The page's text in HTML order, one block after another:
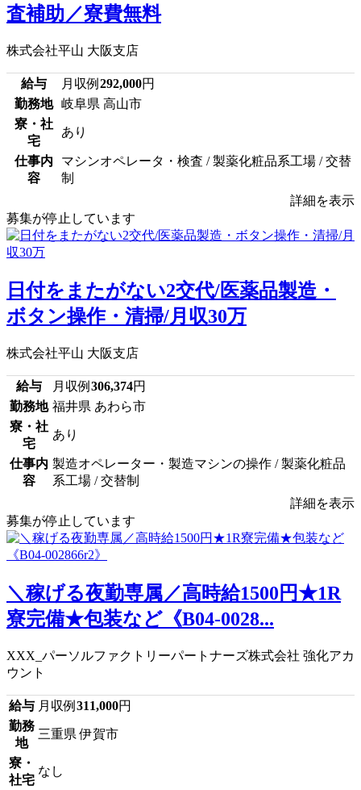
査補助／寮費無料
株式会社平山 大阪支店
給与 月収例 292,000円
勤務地
岐阜県 高山市
寮・社
宅
あり
仕事内
容
マシンオペレータ・検査 / 製薬化粧品系工場 / 交替
制
詳細を表示
募集が停止しています
日付をまたがない2交代/医薬品製造・
ボタン操作・清掃/月収30万
株式会社平山 大阪支店
給与 月収例 306,374円
勤務地 福井県 あわら市
寮・社
宅
あり
仕事内
容
製造オペレーター・製造マシンの操作 / 製薬化粧品
系工場 / 交替制
詳細を表示
募集が停止しています
＼稼げる夜勤専属／高時給1500円★1R
寮完備★包装など《B04-0028...
XXX_パーソルファクトリーパートナーズ株式会社 強化アカ
ウント
給与 月収例 311,000円
勤務
地
三重県 伊賀市
寮・
社宅
なし